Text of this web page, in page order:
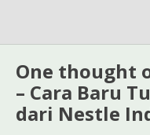
One thought
– Cara Baru
dari Nestle